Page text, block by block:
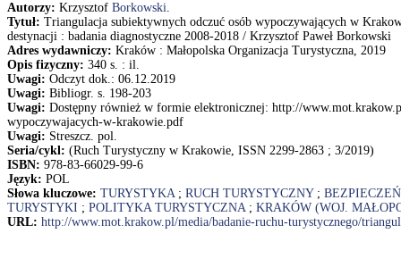
Autorzy: Krzysztof Borkowski.
Tytuł: Triangulacja subiektywnych odczuć osób wypoczywających w
destynacji : badania diagnostyczne 2008-2018 / Krzysztof Paweł Borkowski
Adres wydawniczy: Kraków : Małopolska Organizacja Turystyczna, 2019
Opis fizyczny: 340 s. : il.
Uwagi: Odczyt dok.: 06.12.2019
Uwagi: Bibliogr. s. 198-203
Uwagi: Dostępny również w formie elektronicznej: http://
wypoczywajacych-w-krakowie.pdf
Uwagi: Streszcz. pol.
Seria/cykl: (Ruch Turystyczny w Krakowie, ISSN 2299-2863 ; 3/2019)
ISBN: 978-83-66029-99-6
Język: POL
Słowa kluczowe: TURYSTYKA; RUCH TURYSTYCZNY;
TURYSTYKI ; POLITYKA TURYSTYCZNA; KRAKÓW (WOJ.
URL: http://www.mot.krakow.pl/media/badanie-ruchu-turystycznego/